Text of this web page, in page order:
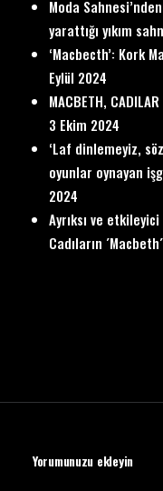
Moda
yarattığı yıkım
‘Macbecth’: Kork
Eylül 2024
MACBETH,
3 Ekim 2024
‘Laf dinlemeyiz,
oyunlar oynayan
2024
Ayrıksı ve
Cadıların
Yorumunuzu ekleyin